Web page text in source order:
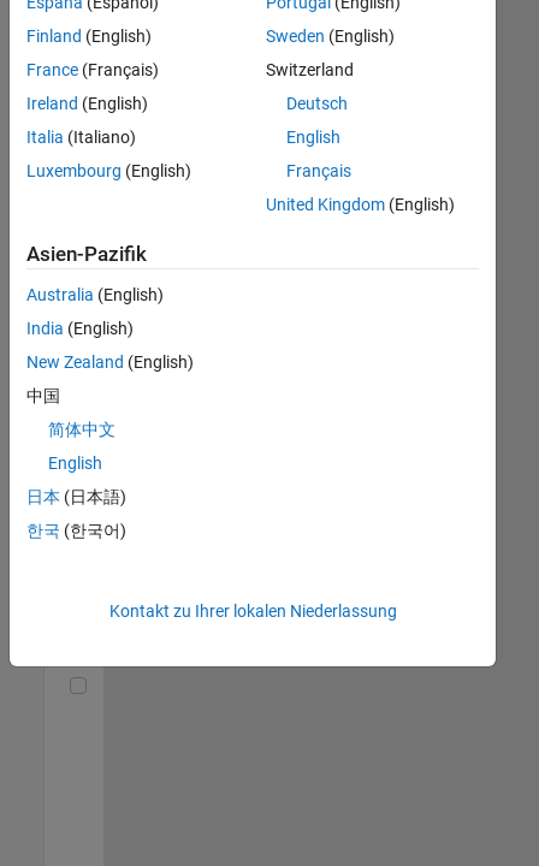
alle
in
Ihrer
Region
Account
Manager -
Commercial
(m/f/d)
DE-München
Senior Utilities and Energy Market Developer (m/f/d)
and Energy
Market
Developer
Marketing |
Finland (English)
France (Français)
Ireland (English)
Italia (Italiano)
Luxembourg (English)
Sweden (English)
Switzerland
Deutsch
English
Français
United Kingdom(English)
Asien-Pazifik
Australia (English)
India (English)
New Zealand (English)
中国
简体中文
English
日本 (日本語)
한국 (한국어)
Kontakt zu Ihrer lokalen Niederlassung